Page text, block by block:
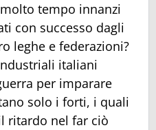
tempo innanzi
con successo dagli
leghe e federazioni?
italiani
per imparare
solo i forti, i quali
ritardo nel far ciò